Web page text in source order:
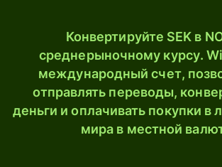
Конвертируйте SEK в
среднерыночному курсу.
международный счет,
отправлять переводы,
деньги и оплачивать покупки в
мира в местной